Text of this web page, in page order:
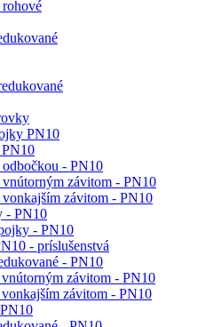
rohové
PN10
- PN10
závitom - PN10
závitom - PN10
- PN10
- PN10
- príslušenstvá
- PN10
závitom - PN10
závitom - PN10